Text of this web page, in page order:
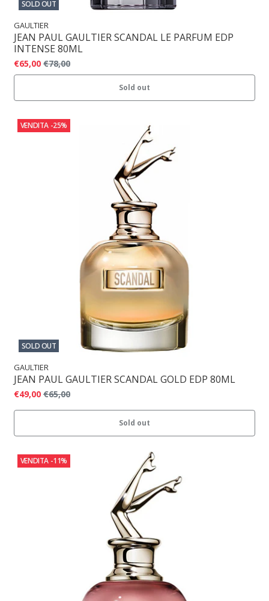
SOLD OUT
GAULTIER
JEAN PAUL GAULTIER SCANDAL LE PARFUM EDP
INTENSE 80ML
€65,00 €78,00
Sold out
VENDITA -25%
SOLD OUT
GAULTIER
JEAN PAUL GAULTIER SCANDAL GOLD EDP 80ML
€49,00 €65,00
Sold out
VENDITA -11%